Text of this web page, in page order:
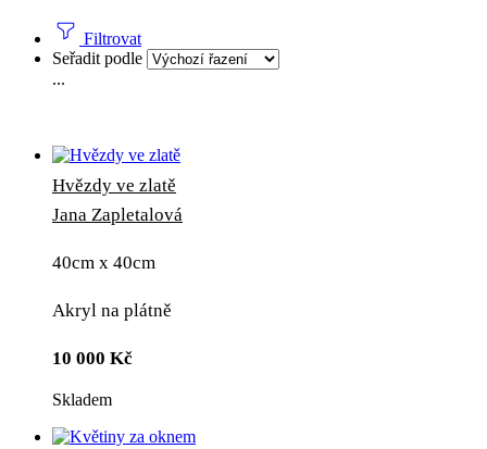
Filtrovat
Seřadit podle
...
Hvězdy ve zlatě
Jana Zapletalová
40cm x 40cm
Akryl na plátně
10 000 Kč
Skladem